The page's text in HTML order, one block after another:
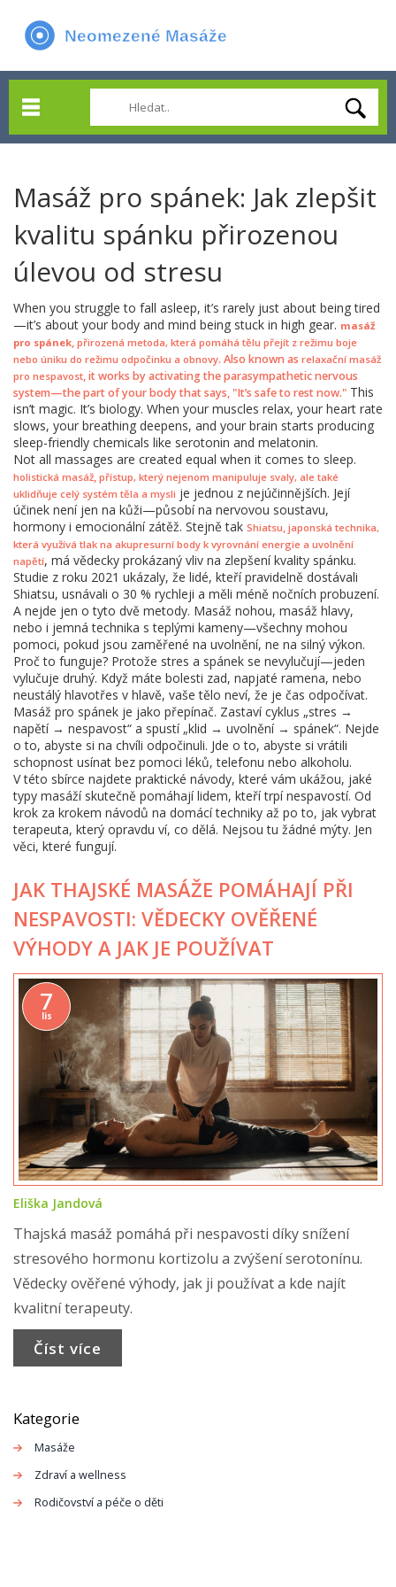
Masáž pro spánek: Jak zlepšit
kvalitu spánku přirozenou
úlevou od stresu
When you struggle to fall asleep, it’s rarely just about being tired
—it’s about your body and mind being stuck in high gear. masáž
pro spánek, přirozená metoda, která pomáhá tělu přejít z režimu boje
nebo úniku do režimu odpočinku a obnovy. Also known as relaxační masáž
pro nespavost, it works by activating the parasympathetic nervous
system—the part of your body that says, "It’s safe to rest now." This
isn’t magic. It’s biology. When your muscles relax, your heart rate
slows, your breathing deepens, and your brain starts producing
sleep-friendly chemicals like serotonin and melatonin.
Not all massages are created equal when it comes to sleep.
holistická masáž, přístup, který nejenom manipuluje svaly, ale také
uklidňuje celý systém těla a mysli je jednou z nejúčinnějších. Její
účinek není jen na kůži—působí na nervovou soustavu,
hormony i emocionální zátěž. Stejně tak Shiatsu, japonská technika,
která využívá tlak na akupresurní body k vyrovnání energie a uvolnění
napětí, má vědecky prokázaný vliv na zlepšení kvality spánku.
Studie z roku 2021 ukázaly, že lidé, kteří pravidelně dostávali
Shiatsu, usnávali o 30 % rychleji a měli méně nočních probuzení.
A nejde jen o tyto dvě metody. Masáž nohou, masáž hlavy,
nebo i jemná technika s teplými kameny—všechny mohou
pomoci, pokud jsou zaměřené na uvolnění, ne na silný výkon.
Proč to funguje? Protože stres a spánek se nevylučují—jeden
vylučuje druhý. Když máte bolesti zad, napjaté ramena, nebo
neustálý hlavotřes v hlavě, vaše tělo neví, že je čas odpočívat.
Masáž pro spánek je jako přepínač. Zastaví cyklus „stres →
napětí → nespavost“ a spustí „klid → uvolnění → spánek“. Nejde
o to, abyste si na chvíli odpočinuli. Jde o to, abyste si vrátili
schopnost usínat bez pomoci léků, telefonu nebo alkoholu.
V této sbírce najdete praktické návody, které vám ukážou, jaké
typy masáží skutečně pomáhají lidem, kteří trpí nespavostí. Od
krok za krokem návodů na domácí techniky až po to, jak vybrat
terapeuta, který opravdu ví, co dělá. Nejsou tu žádné mýty. Jen
věci, které fungují.
JAK THAJSKÉ MASÁŽE POMÁHAJÍ PŘI
NESPAVOSTI: VĚDECKY OVĚŘENÉ
VÝHODY A JAK JE POUŽÍVAT
7
lis
Eliška Jandová
Thajská masáž pomáhá při nespavosti díky snížení
stresového hormonu kortizolu a zvýšení serotonínu.
Vědecky ověřené výhody, jak ji používat a kde najít
kvalitní terapeuty.
Číst více
Kategorie
Masáže
Zdraví a wellness
Rodičovství a péče o děti